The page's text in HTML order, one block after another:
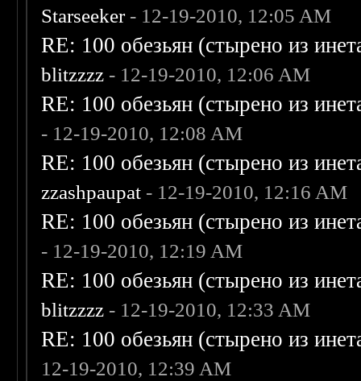
Starseeker- 12-19-2010, 12:05 AM
RE: 100 обезьян (стырено из
blitzzzz - 12-19-2010, 12:06 AM
RE: 100 обезьян (стырено из
- 12-19-2010, 12:08 AM
RE: 100 обезьян (стырено из
zzashpaupat - 12-19-2010, 12:16 AM
RE: 100 обезьян (стырено из
- 12-19-2010, 12:19 AM
RE: 100 обезьян (стырено из
blitzzzz - 12-19-2010, 12:33 AM
RE: 100 обезьян (стырено из
12-19-2010, 12:39 AM